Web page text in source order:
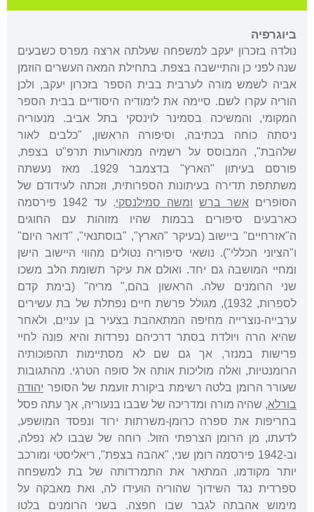
ביוגרפיה
נולדה בזכרון יעקב למשפחה שעלתה ארצה מפרס כשבעים
שנה לפני כן והתיישבה בצפת. בתחילת המאה העשרים הוזמן
אביה לשמש מורה לערבית בבית הספר בזכרון יעקב, ולכן
הוריה עקרו לשם. סיימה את לימודיה היסודיים בבית הספר
המקומי, והמשיכה בסמינר לוינסקי בתל אביב. מנעוריה
ניסתה כוחה בכתיבה, וסיפורה הראשון, "כלבים לאור
שלהבת", המבוסס על רשמיה ממאורעות תרפ"ט בצפת,
פורסם בעיתון "הארץ" בדצמבר 1929. מאז נעשתה
משתתפת תדירה בעיתונות הספרותית, וזכתה לעידודם של
הסופרים אשר ברש ומשה סמילנסקי
. עד 1942 פירסמה
כארבעים סיפורים בבמות שהיו מזוהות עם החוגים
ה"אזרחיים" ביישוב (בעיקר "הארץ", "בוסתנאי", "דואר היום"
ו"הציוני הכללי"). נושאי סיפוריה נטולים מהווי היישוב הישן
ומחיי המושבה גם יחד. ואולם את עיקר תשומת הלב משכו
שני הרומנים שלה. הראשון בהם," מריה" (בימת קדם
לספרות, 1932), מגולל פרשת חיים נפתלת של בת עשירים
ערבייה-נוצרייה מחיפה המתאהבת בצעיר בן עניים, ולאחר
שהיא הרה ויולדת בסתר דרכיהם נפרדות והיא פונה לחיי
פרישות במנזר, אך גם שם לא מסתיימות תהפוכותיה
הרומנטיות, ואלה מוליכות אותה אל סופה הטרגי. מהתגובות
שעורר הרומן בלטה רשימת ביקורת זועמת של הסופר יהודה
בורלא, שהיה מורה ומדריכה של שבבו בנעוריה, אך עתה פסל
בחריפות את ספרה כרומן-משרתות ירוד ונפסד המושפע,
לדעתו, מן הרומן הצרפתי הזול. רוחה של שבבו לא נפלה,
וב-1942 פירסמה רומן שני, "אהבה בצפת", ריאליסטי ומורכב
יותר מקודמו, המתאר את התמרדותה של בת למשפחה
ספרדית נגד השידוך שהוריה הועידו לה, ואת מאבקה על
מימוש אהבתה לגבר שבו חפצה. בשני הרומנים בלטו